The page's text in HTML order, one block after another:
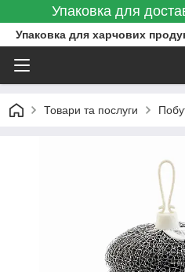
Упаковка для
Упаковка для харчових
Товари та послуги